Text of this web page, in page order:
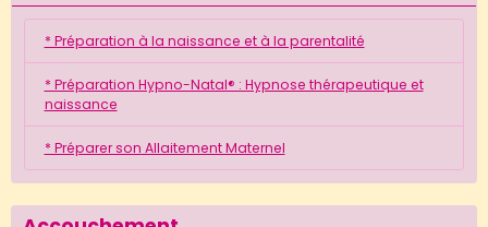
* Préparation à la naissance et à la parentalité
* Préparation Hypno-Natal® : Hypnose thérapeutique et
naissance
* Préparer son Allaitement Maternel